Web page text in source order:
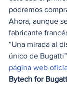
podremos
Ahora, aunque
fabricante
“Una mirada al
único de
página web
Bytech for